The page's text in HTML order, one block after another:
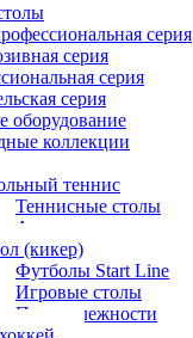
серия
серия
серия
серия
оборудование
коллекции
теннис
Теннисные столы
Аксессуары
(кикер)
Футболы Start Line
Игровые столы
Принадлежности